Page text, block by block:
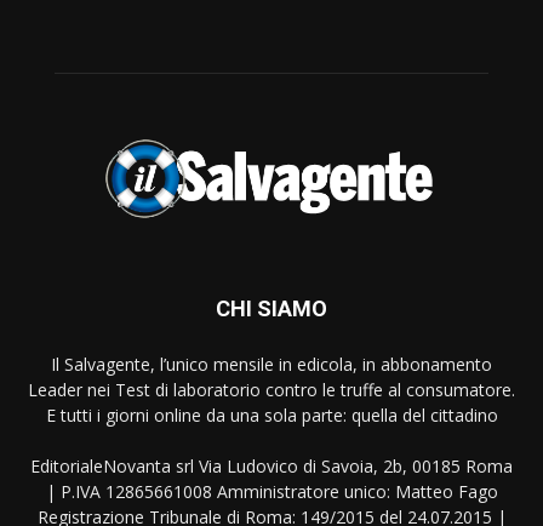
CHI SIAMO
Il Salvagente, l’unico mensile in edicola, in abbonamento
Leader nei Test di laboratorio contro le truffe al consumatore.
E tutti i giorni online da una sola parte: quella del cittadino
EditorialeNovanta srl Via Ludovico di Savoia, 2b, 00185 Roma
| P.IVA 12865661008 Amministratore unico: Matteo Fago
Registrazione Tribunale di Roma: 149/2015 del 24.07.2015 |